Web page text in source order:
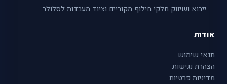
ייבוא ושיווק חלקי חילוף מקוריים וציוד מעבדות לסלולר.
אודות
תנאי שימוש
הצהרת נגישות
מדיניות פרטיות